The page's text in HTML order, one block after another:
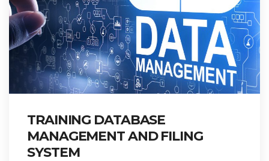
TRAINING DATABASE
MANAGEMENT AND FILING
SYSTEM